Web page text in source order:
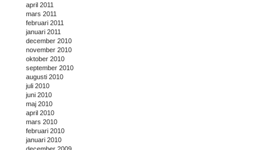
april 2011
mars 2011
februari 2011
januari 2011
december 2010
november 2010
oktober 2010
september 2010
augusti 2010
juli 2010
juni 2010
maj 2010
april 2010
mars 2010
februari 2010
januari 2010